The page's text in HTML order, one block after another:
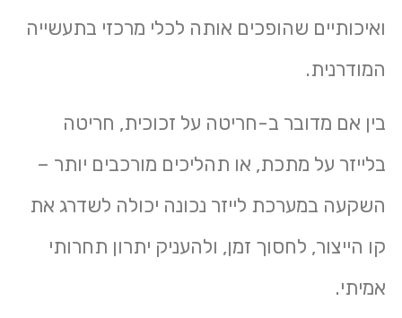
ואיכותיים שהופכים אותה לכלי מרכזי בתעשייה
המודרנית.
בין אם מדובר ב-חריטה על זכוכית,חריטה
בלייזר על מתכת, או תהליכים מורכבים יותר –
השקעה במערכת לייזר נכונה יכולה לשדרג את
קו הייצור, לחסוך זמן, ולהעניק יתרון תחרותי
אמיתי.